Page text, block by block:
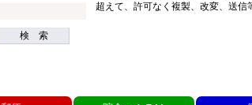
検 索
超えて、許可なく複製、改変、送信